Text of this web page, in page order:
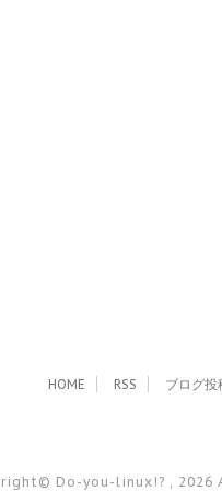
HOME RSS ブログ投
Do-you-linux!? , 2026